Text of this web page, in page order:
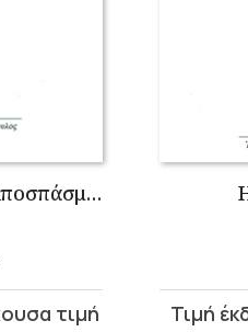
Αθηναίων πολιτεία, Αποσπάσματα
Original